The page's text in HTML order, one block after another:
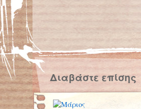
Διαβάστε επίσης